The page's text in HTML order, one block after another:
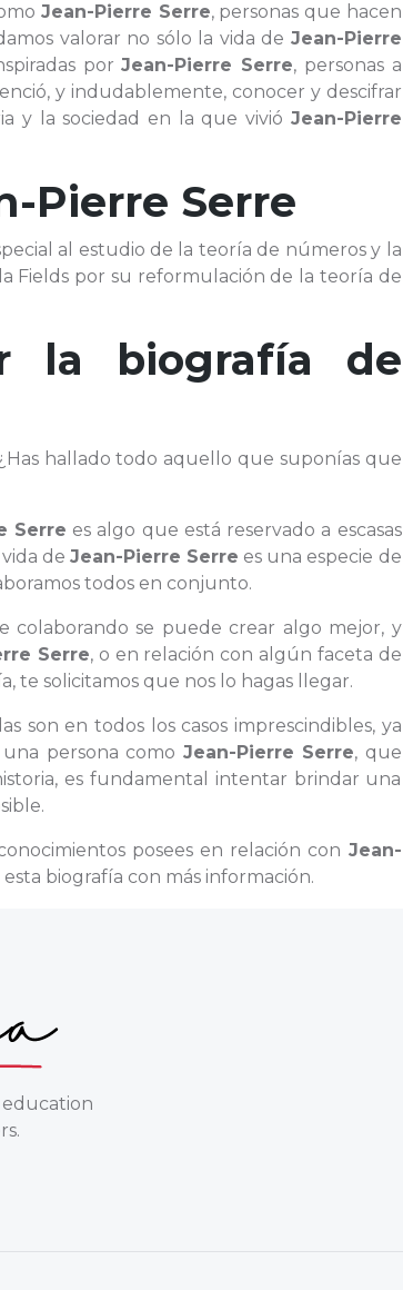
Jean-Pierre Serre, personas que hacen
valorar no sólo la vida de Jean-Pierre
porJean-Pierre Serre, personas a
y indudablemente, conocer y descifrar
y la sociedad en la que vivió Jean-Pierre
Pierre Serre
al estudio de la teoría de números y la
Fields por su reformulación de la teoría de
la biografía de
hallado todo aquello que suponías que
Serre es algo que está reservado a escasas
vida deJean-Pierre Serre es una especie de
todos en conjunto.
colaborando se puede crear algo mejor, y
Serre, o en relación con algún faceta de
te solicitamos que nos lo hagas llegar.
son en todos los casos imprescindibles, ya
persona como Jean-Pierre Serre, que
es fundamental intentar brindar una
posees en relación con Jean-
biografía con más información.